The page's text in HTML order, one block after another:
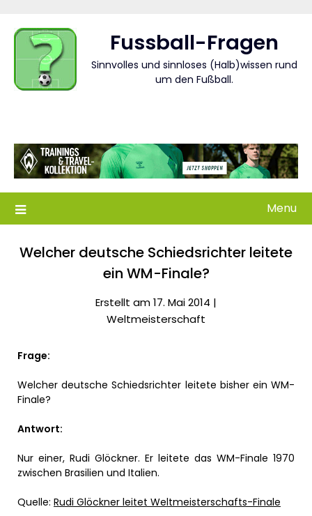
content
Fussball-Fragen
Sinnvolles und sinnloses (Halb)wissen rund
um den Fußball.
Menu
Welcher deutsche Schiedsrichter leitete
ein WM-Finale?
Erstellt am 17. Mai 2014 |
Weltmeisterschaft
Frage:
Welcher deutsche Schiedsrichter leitete bisher ein WM-
Finale?
Antwort:
Nur einer, Rudi Glöckner. Er leitete das WM-Finale 1970
zwischen Brasilien und Italien.
Quelle: Rudi Glöckner leitet Weltmeisterschafts-Finale